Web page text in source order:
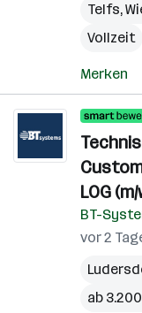
Telfs,
Vollzeit
Merken
LOG
BT-
vor 2
ab